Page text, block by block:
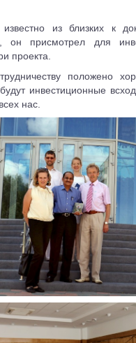
из близких к
он присмотрел для
проекта.
положено
инвестиционные
нас.